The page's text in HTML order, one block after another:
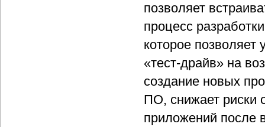
позволяет
процесс
которое
«тест-драйв» на
создание новых
ПО, снижает риски
приложений после